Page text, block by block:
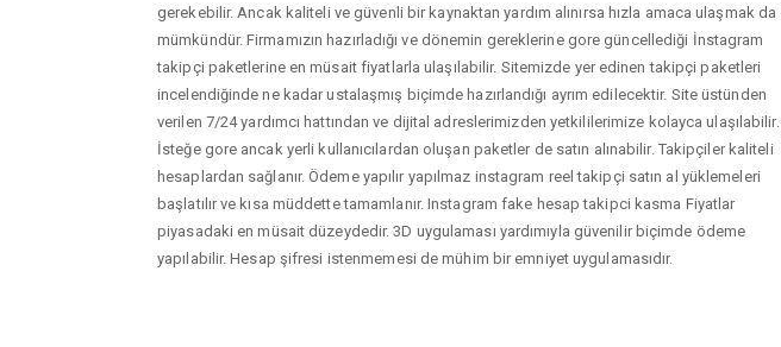
gerekebilir. Ancak kaliteli ve güvenli bir kaynaktan yardım alınırsa hızla amaca ulaşmak da
mümkündür. Firmamızın hazırladığı ve dönemin gereklerine gore güncellediği İnstagram
takipçi paketlerine en müsait fiyatlarla ulaşılabilir. Sitemizde yer edinen takipçi paketleri
incelendiğinde ne kadar ustalaşmış biçimde hazırlandığı ayrım edilecektir. Site üstünden
verilen 7/24 yardımcı hattından ve dijital adreslerimizden yetkililerimize kolayca ulaşılabilir.
İsteğe gore ancak yerli kullanıcılardan oluşan paketler de satın alınabilir. Takipçiler kaliteli
hesaplardan sağlanır. Ödeme yapılır yapılmaz instagram reel takipçi satın al yüklemeleri
başlatılır ve kısa müddette tamamlanır. Instagram fake hesap takipci kasma Fiyatlar
piyasadaki en müsait düzeydedir. 3D uygulaması yardımıyla güvenilir biçimde ödeme
yapılabilir. Hesap şifresi istenmemesi de mühim bir emniyet uygulamasıdır.